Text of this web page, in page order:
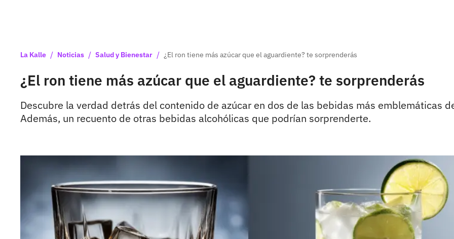
La Kalle / Noticias / Salud y Bienestar / ¿El ron tiene más azúcar que el aguardiente? te sorprenderás
¿El ron tiene más azúcar que el aguardiente? te sorprenderás
Descubre la verdad detrás del contenido de azúcar en dos de las bebidas más emblemáticas
Además, un recuento de otras bebidas alcohólicas que podrían sorprenderte.